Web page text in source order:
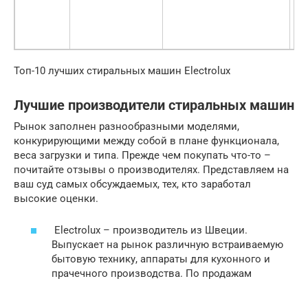
Топ-10 лучших стиральных машин Electrolux
Лучшие производители стиральных машин
Рынок заполнен разнообразными моделями,
конкурирующими между собой в плане функционала,
веса загрузки и типа. Прежде чем покупать что-то –
почитайте отзывы о производителях. Представляем на
ваш суд самых обсуждаемых, тех, кто заработал
высокие оценки.
Electrolux – производитель из Швеции.
Выпускает на рынок различную встраиваемую
бытовую технику, аппараты для кухонного и
прачечного производства. По продажам